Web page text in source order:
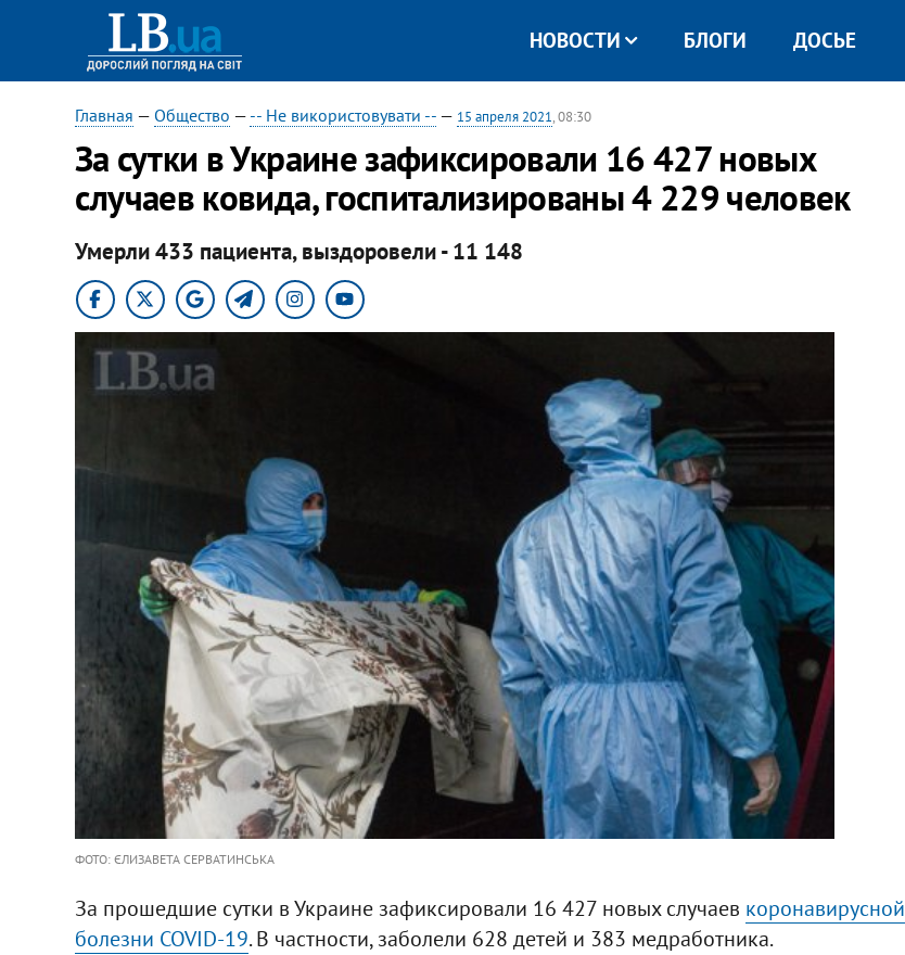
НОВОСТИ БЛОГИ ДОСЬЕ
Главная — Общество — -- Не використовувати --— 15 апреля 2021, 08:30
За сутки в Украине зафиксировали 16 427 новых
случаев ковида, госпитализированы 4 229 человек
Умерли 433 пациента, выздоровели - 11 148
ФОТО: ЄЛИЗАВЕТА СЕРВАТИНСЬКА
За прошедшие сутки в Украине зафиксировали 16 427 новых случаев коронавирусной
болезни COVID-19. В частности, заболели 628 детей и 383 медработника.